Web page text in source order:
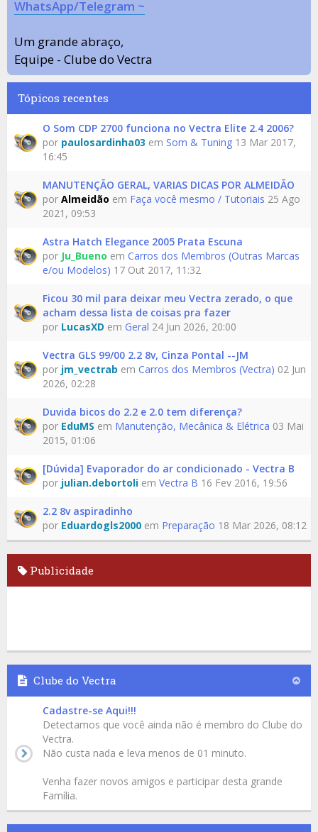
WhatsApp/Telegram ~
Um grande abraço,
Equipe - Clube do Vectra
Tópicos recentes
O Som CDP 2700 funciona no Vectra Elite 2.4 2006?
por paulosardinha03 em Som & Tuning 13 Mar 2017,
16:45
MANUTENÇÃO GERAL, VARIAS DICAS POR ALMEIDÃO
por Almeidão em Faça você mesmo / Tutoriais 25 Ago
2021, 09:53
Astra Hatch Elegance 2005 Prata Escuna
por Ju_Bueno em Carros dos Membros (Outras Marcas
e/ou Modelos) 17 Out 2017, 11:32
Ficou 30 mil para deixar meu Vectra zerado, o que
acham dessa lista de coisas pra fazer
por LucasXD em Geral 24 Jun 2026, 20:00
Vectra GLS 99/00 2.2 8v, Cinza Pontal --JM
por jm_vectrab em Carros dos Membros (Vectra) 02 Jun
2026, 02:28
Duvida bicos do 2.2 e 2.0 tem diferença?
por EduMS em Manutenção, Mecânica & Elétrica 03 Mai
2015, 01:06
[Dúvida] Evaporador do ar condicionado - Vectra B
por julian.debortoli em Vectra B 16 Fev 2016, 19:56
2.2 8v aspiradinho
por Eduardogls2000 em Preparação 18 Mar 2026, 08:12
Publicidade
Clube do Vectra
Cadastre-se Aqui!!!
Detectamos que você ainda não é membro do Clube do
Vectra.
Não custa nada e leva menos de 01 minuto.
Venha fazer novos amigos e participar desta grande
Família.